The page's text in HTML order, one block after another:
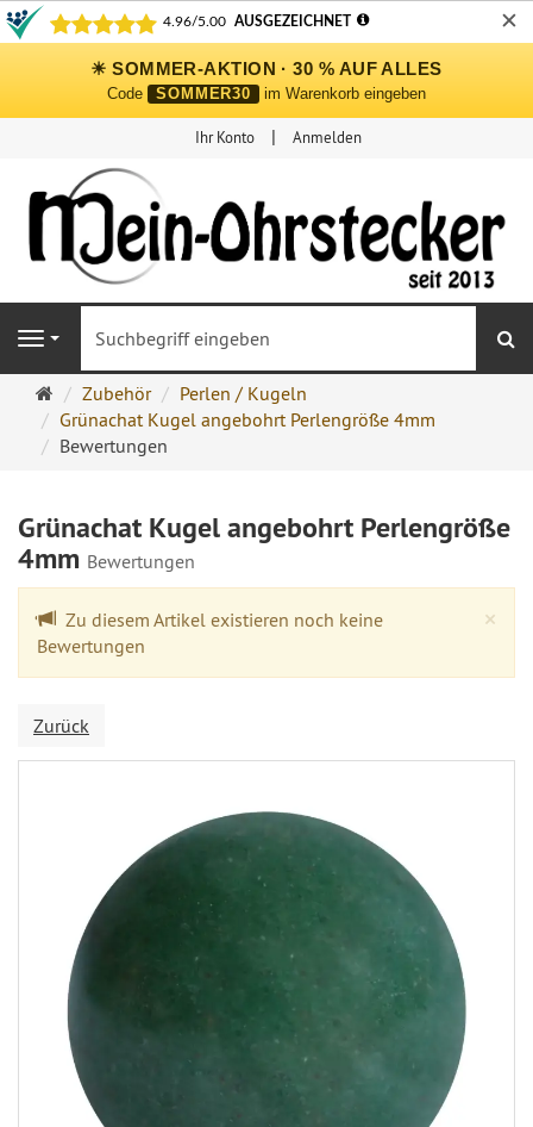
✕
☀ SOMMER-AKTION · 30 % AUF ALLES
Code SOMMER30 im Warenkorb eingeben
Ihr Konto Anmelden
Navigation
Ohrringe
Ohrstecker
Onlineshop
Zubehör
Perlen / Kugeln
Grünachat Kugel angebohrt Perlengröße 4mm
Bewertungen
Grünachat Kugel angebohrt Perlengröße
4mm Bewertungen
×
Zu diesem Artikel existieren noch keine
Bewertungen
Zurück